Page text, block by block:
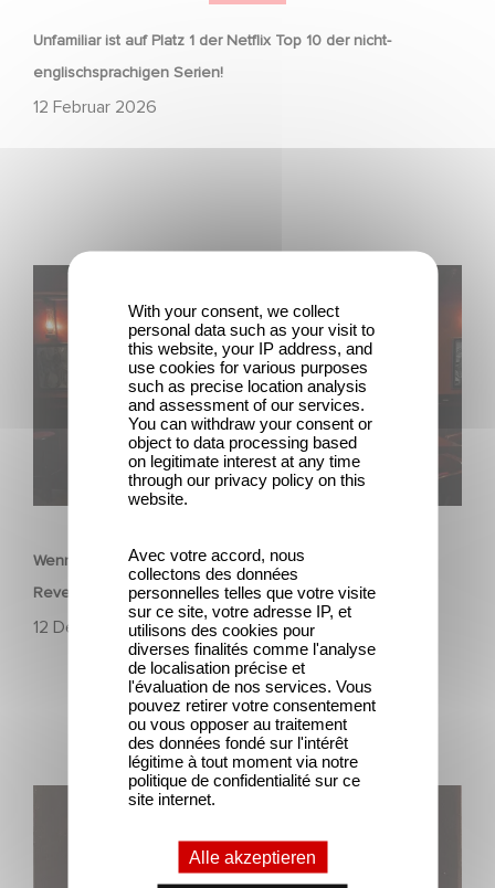
Unfamiliar ist auf Platz 1 der Netflix Top 10 der nicht-
englischsprachigen Serien!
12 Februar 2026
Wenn gebrochene Herzen Rache wollen: Willkommen im
Revenge Club.
12 Dezember 2025
Wenn gebrochene Herzen Rache wollen: Willkommen im
Revenge Club.
FFF Bayern und MBB fördern neues Gaumont Projekt DIE
With your consent, we collect
personal data such as your visit to
this website, your IP address, and
use cookies for various purposes
such as precise location analysis
and assessment of our services.
You can withdraw your consent or
object to data processing based
on legitimate interest at any time
through our privacy policy on this
website.
Avec votre accord, nous
collectons des données
personnelles telles que votre visite
sur ce site, votre adresse IP, et
utilisons des cookies pour
diverses finalités comme l'analyse
de localisation précise et
l'évaluation de nos services. Vous
pouvez retirer votre consentement
ou vous opposer au traitement
des données fondé sur l'intérêt
légitime à tout moment via notre
politique de confidentialité sur ce
site internet.
Alle akzeptieren